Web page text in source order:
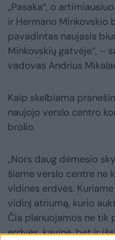
„Pasaka“, o
ir Hermano Minkovskio
pavadintas naujasis
Minkovskių gatvėje“, –
vadovas Andrius
Kaip skelbiama
naujojo verslo centro
brolio.
„Nors daug dėmesio
šiame verslo centre ne
vidinės erdvės.
vidinį atriumą, kurio
Čia planuojamos ne tik
erdvės, kavinė, bet ir